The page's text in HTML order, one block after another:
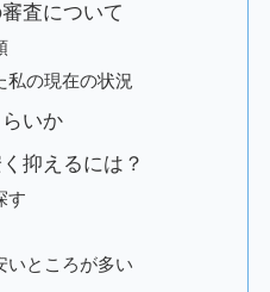
査について
私の現在の状況
いか
抑えるには？
す
いところが多い